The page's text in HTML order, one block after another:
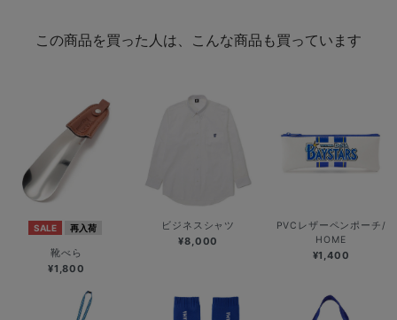
この商品を買った人は、こんな商品も買っています
SALE 再入荷
靴べら
¥1,800
ビジネスシャツ
¥8,000
PVCレザーペンポーチ/
HOME
¥1,400